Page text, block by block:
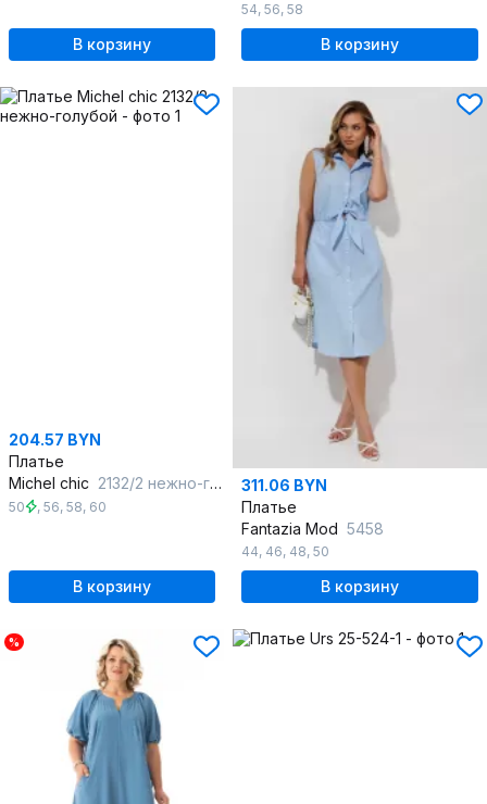
В корзину
54, 56, 58
В корзину
204.57 BYN
Платье
Michel chic 2132/2 нежно-голубой
50 , 56, 58, 60
В корзину
311.06 BYN
Платье
Fantazia Mod 5458
44, 46, 48, 50
В корзину
%